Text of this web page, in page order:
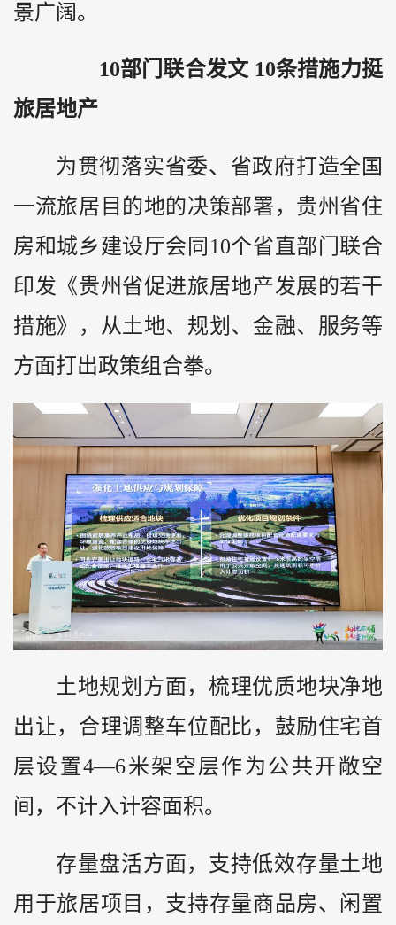
景广阔。
10部门联合发文 10条措施力挺
旅居地产
为贯彻落实省委、省政府打造全国
一流旅居目的地的决策部署，贵州省住
房和城乡建设厅会同10个省直部门联合
印发《贵州省促进旅居地产发展的若干
措施》，从土地、规划、金融、服务等
方面打出政策组合拳。
土地规划方面，梳理优质地块净地
出让，合理调整车位配比，鼓励住宅首
层设置4—6米架空层作为公共开敞空
间，不计入计容面积。
存量盘活方面，支持低效存量土地
用于旅居项目，支持存量商品房、闲置